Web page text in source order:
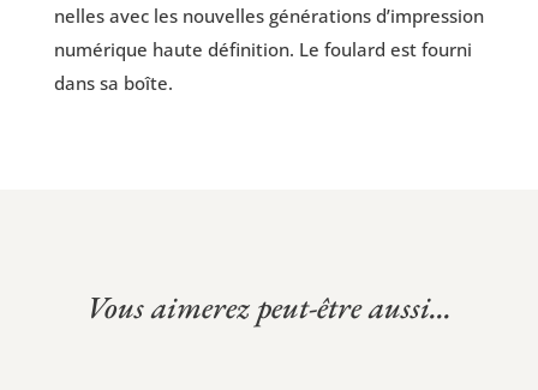
nelles avec les nou­velles géné­ra­tions d’impression
numé­rique haute défi­ni­tion. Le fou­lard est four­ni
dans sa boîte.
Vous aimerez peut-être aussi...